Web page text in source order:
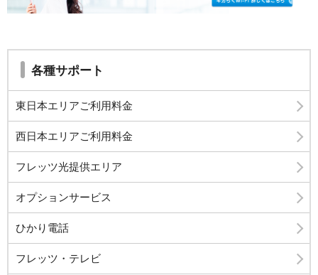
各種サポート
東日本エリアご利用料金
西日本エリアご利用料金
フレッツ光提供エリア
オプションサービス
ひかり電話
フレッツ・テレビ